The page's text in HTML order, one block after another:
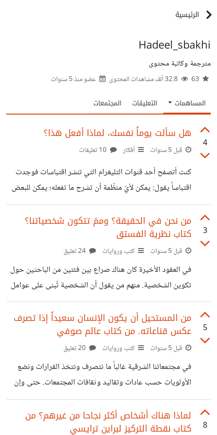
الرئيسية
Hadeel_sbakhi
مترجمة وكاتبة محتوى
عضو منذ5 سنوات
المساهمات التعليقات المجتمعات
4
هل سألت يوماً نفسك، لماذا أفعل هذا؟
قبل 5 سنوات أفكار
كنت أتصفح أحد قنوات التليغرام التي تنشر اقتباسات فوجدت
اقتباساً يقول: يمكن لأيّ منظّمة أن تشرح ما تفعله؛ يمكن للبعض
أن يشرح كيف يفعلون ذلك؛ لكن قلّة قليلة منهم يمكنُهُم توضِيحُ
السَّبب. بحثت مطولاً عن كاتب هذا الاقتباس فوجدته في كتاب
يسمى ابدأ بلماذا لسيمون سينك. أعجبتني الجملة وأثارت لدي
فضولاً تجاه كل ما أفعله في حياتي من أكبر الأشياء وأحلامي
وحتى أصغر التفاصيل. وجدت نفسي اسأل لماذا أفعل ذلك؟ لماذا
أعمل في هذه الوظيفة؟ لماذا أستيقظ باكراً؟ لماذا أتمشى
3
من نحن في الحقيقة؟ وممَ تتكون شخصياتنا؟
كتاب نظرية الفستق
قبل 5 سنوات كتب وروايات
في العقود الأخيرة كان هناك صراع بين فئتين من الباحثين حول
تكوين الشخصية. منهم من يقول أن الشخصية تُبنى على عوامل
وراثية يرثها الفرد من أبواه أثناء تكوينه في رحم الأم. والفئة
الأخرى تؤمن أن شخصية الفرد هي نتاج خبرات الفرد في حياته.
ظل هذا الصراع قائماً بين علماء النفس والباحثين في مجالات
الشخصية حتى ظهر رأي ثالث يتفق عليه معظم العلماء والباحثين
في مجال علم النفس وهو أن الشخصية هي مزيج بين الاثنين،
العوامل الوراثية وخبرات الحياة. فالعوامل الوراثية
5
من المستحيل أن يكون الإنسان سعيداً إذا تصرف
عكس قناعاته. من كتاب عالم صوفي
قبل 5 سنوات كتب وروايات
في مجتمعاتنا الشرقية غالباً ما نتصرف ونتخذ القرارات ونضع
الأولويات حسب عادات وتقاليد وثقافات المجتمعات. حتى وإن
لم تتفق تلك الثقافة مع أفكارنا أو شخصياتنا وطموحاتنا نشعر
وكأننا مجبرون على اتباع عادات البلد والعيش كما يعيش كافة
الناس. ربما لأنه لو حصل وتصرفنا بشكل ينافي العادات سيتم
8
لماذا هناك أشخاص أكثر نجاحا من غيرهم؟ من
كتاب نقطة التركيز لبراين ترايسي